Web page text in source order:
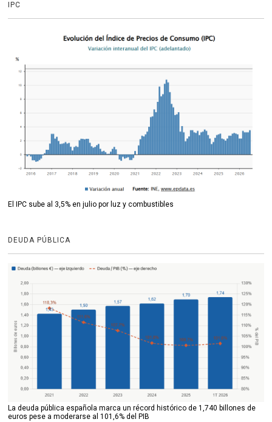
IPC
El IPC sube al 3,5% en julio por luz y combustibles
DEUDA PÚBLICA
La deuda pública española marca un récord histórico de 1,740 billones de
euros pese a moderarse al 101,6% del PIB